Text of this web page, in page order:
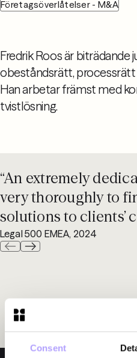
Consent
Företagsöverlåtelser - M&A
Fredrik Roos är biträdande
obeståndsrätt,
Han arbetar främst med
tvistlösning.
“An extremely
very thoroughly to
solutions to clients’
Legal 500 EMEA, 2024